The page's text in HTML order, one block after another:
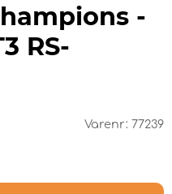
-
RS-
Varenr: 77239